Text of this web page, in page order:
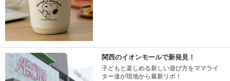
関西のイオンモールで新発見！
子どもと楽しめる新しい遊び方をママライ
ター達が現地から最新リポ！